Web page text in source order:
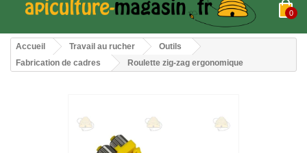
0
Accueil Travail au rucher
Outils
Fabrication de cadres
Roulette zig-zag ergonomique